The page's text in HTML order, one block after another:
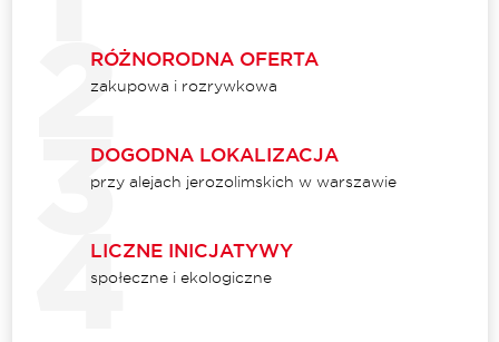
RÓŻNORODNA OFERTA
zakupowa i rozrywkowa
DOGODNA LOKALIZACJA
przy alejach jerozolimskich w warszawie
LICZNE INICJATYWY
społeczne i ekologiczne